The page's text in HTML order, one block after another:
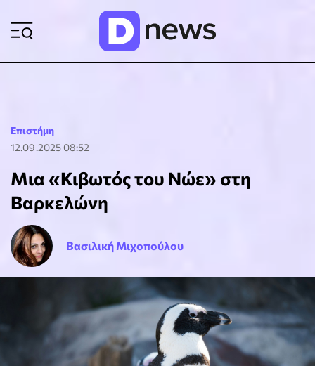
Επιστήμη
12.09.2025 08:52
Μια «Κιβωτός του Νώε» στη
Βαρκελώνη
Βασιλική Μιχοπούλου